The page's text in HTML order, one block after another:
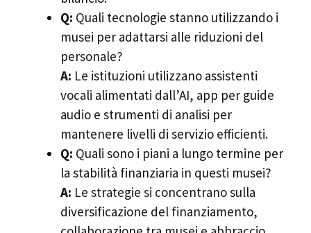
Q: Quali tecnologie stanno utilizzando i
musei per adattarsi alle riduzioni del
personale?
A: Le istituzioni utilizzano assistenti
vocali alimentati dall’AI, app per guide
audio e strumenti di analisi per
mantenere livelli di servizio efficienti.
Q: Quali sono i piani a lungo termine per
la stabilità finanziaria in questi musei?
A: Le strategie si concentrano sulla
diversificazione del finanziamento,